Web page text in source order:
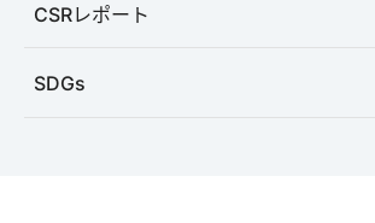
CSRレポート
SDGs